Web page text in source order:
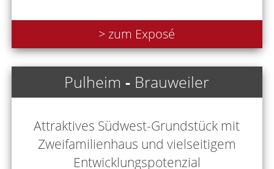
> zum Exposé
Pulheim - Brauweiler
Attraktives Südwest-Grundstück mit
Zweifamilienhaus und vielseitigem
Entwicklungspotenzial